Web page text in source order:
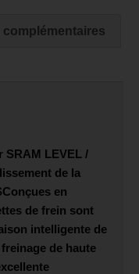
SRAM LEVEL /
de la
Conçues en
de frein sont
intelligente de
de haute